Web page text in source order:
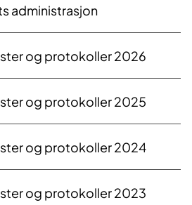
administrasjon
og protokoller 2026
og protokoller 2025
og protokoller 2024
og protokoller 2023​​